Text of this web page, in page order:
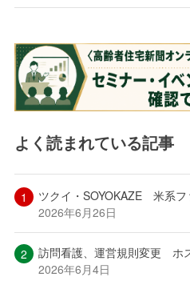
よく読まれている記事
ツクイ・SOYOKAZE 米系
2026年6月26日
訪問看護、運営規則変更 ホ
2026年6月4日